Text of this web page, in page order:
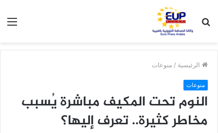
عن
الرئيسية / منوعات
منوعات
النوم تحت المكيف مباشرة يُسبب
مخاطر كثيرة.. تعرف إليها؟